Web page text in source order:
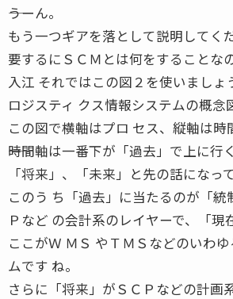
――うーん。
もう一つギアを落として説明してく
要するにＳＣＭとは何をすることな
入江 それではこの図２を使いましょ
ロジスティ クス情報システムの概念
この図で横軸はプロ セス、縦軸は時
――時間軸は一番下が「過去」で上に行
「将来」、「未来」と先の話になっ
このう ち「過去」に当たるのが「統
Ｐなど の会計系のレイヤーで、「現
ここがＷ ＭＳ やＴＭＳなどのいわ
ムです ね。
さらに「将来」がＳＣＰなどの計画系